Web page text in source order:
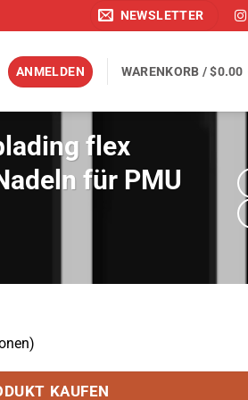
NEWSLETTER
ANMELDEN WARENKORB /$0.00
flex
für PMU
KAUFEN